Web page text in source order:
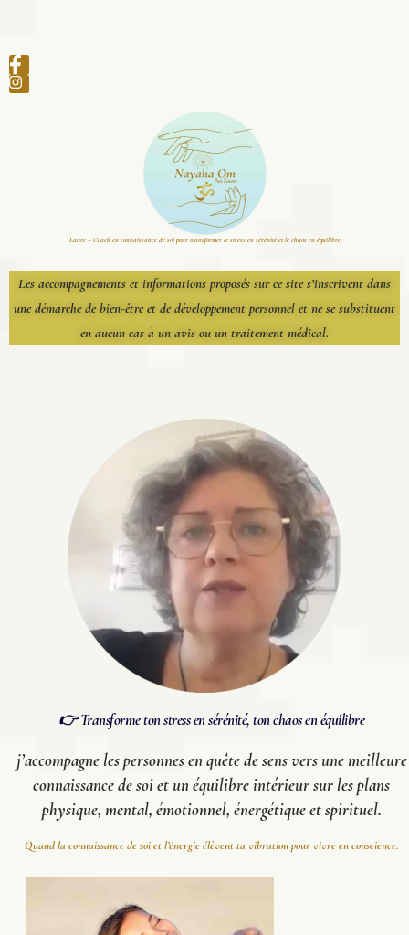
Laure – Coach en connaissance de soi pour transformer le stress en sérénité et le chaos en équilibre
Les accompagnements et informations proposés sur ce site s’inscrivent dans
une démarche de bien-être et de développement personnel et ne se substituent
en aucun cas à un avis ou un traitement médical.
👉 Transforme ton stress en sérénité, ton chaos en équilibre
j’accompagne les personnes en quête de sens vers une meilleure
connaissance de soi et un équilibre intérieur sur les plans
physique, mental, émotionnel, énergétique et spirituel.
Quand la connaissance de soi et l’énergie élèvent ta vibration pour vivre en conscience.